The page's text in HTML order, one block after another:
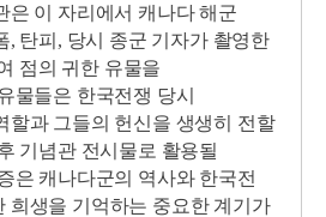
은 이 자리에서 캐나다 해군
, 탄피, 당시 종군 기자가 촬영한
점의 귀한 유물을
물들은 한국전쟁 당시
할과 그들의 헌신을 생생히 전할
기념관 전시물로 활용될
은 캐나다군의 역사와 한국전
희생을 기억하는 중요한 계기가